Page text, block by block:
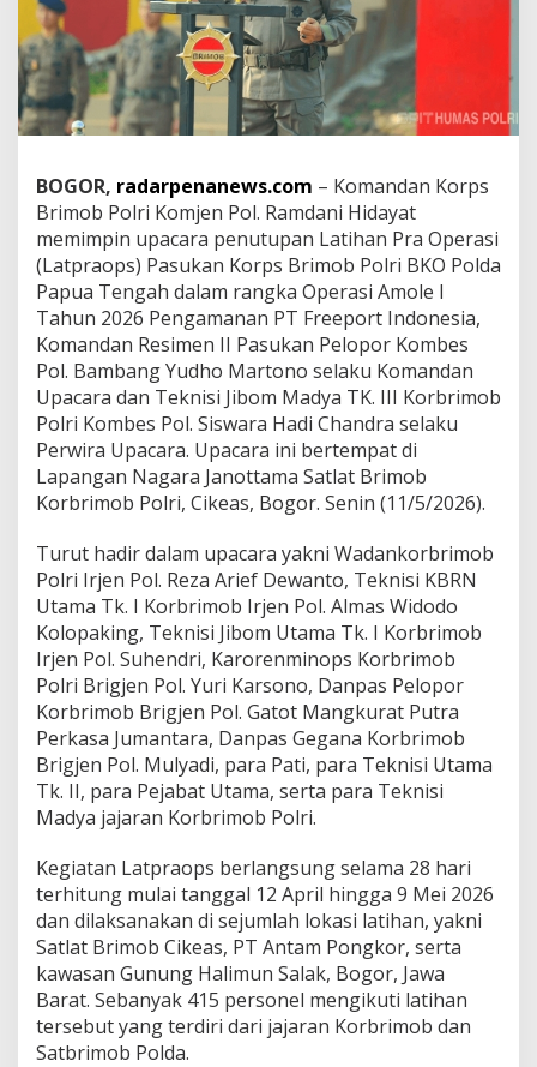
a
o
p
s
A
m
e
I
-
2
0
2
6
,
a
n
k
o
r
b
r
m
o
b
T
e
g
a
s
k
a
n
K
e
a
p
a
n
P
e
r
s
o
BOGOR, radarpenanews.com – Komandan Korps
Brimob Polri Komjen Pol. Ramdani Hidayat
memimpin upacara penutupan Latihan Pra Operasi
(Latpraops) Pasukan Korps Brimob Polri BKO Polda
Papua Tengah dalam rangka Operasi Amole I
Tahun 2026 Pengamanan PT Freeport Indonesia,
Komandan Resimen II Pasukan Pelopor Kombes
Pol. Bambang Yudho Martono selaku Komandan
Upacara dan Teknisi Jibom Madya TK. III Korbrimob
Polri Kombes Pol. Siswara Hadi Chandra selaku
Perwira Upacara. Upacara ini bertempat di
Lapangan Nagara Janottama Satlat Brimob
Korbrimob Polri, Cikeas, Bogor. Senin (11/5/2026).
Turut hadir dalam upacara yakni Wadankorbrimob
Polri Irjen Pol. Reza Arief Dewanto, Teknisi KBRN
Utama Tk. I Korbrimob Irjen Pol. Almas Widodo
Kolopaking, Teknisi Jibom Utama Tk. I Korbrimob
Irjen Pol. Suhendri, Karorenminops Korbrimob
Polri Brigjen Pol. Yuri Karsono, Danpas Pelopor
Korbrimob Brigjen Pol. Gatot Mangkurat Putra
Perkasa Jumantara, Danpas Gegana Korbrimob
Brigjen Pol. Mulyadi, para Pati, para Teknisi Utama
Tk. II, para Pejabat Utama, serta para Teknisi
Madya jajaran Korbrimob Polri.
Kegiatan Latpraops berlangsung selama 28 hari
terhitung mulai tanggal 12 April hingga 9 Mei 2026
dan dilaksanakan di sejumlah lokasi latihan, yakni
Satlat Brimob Cikeas, PT Antam Pongkor, serta
kawasan Gunung Halimun Salak, Bogor, Jawa
Barat. Sebanyak 415 personel mengikuti latihan
tersebut yang terdiri dari jajaran Korbrimob dan
Satbrimob Polda.